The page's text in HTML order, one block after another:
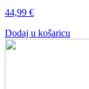
44,99 €
Dodaj u košaricu